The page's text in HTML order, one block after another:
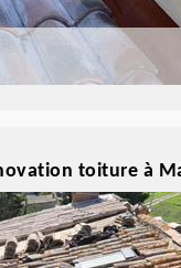
toiture à